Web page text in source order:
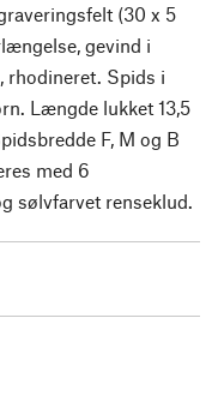
(30 x 5
gevind i
rhodineret. Spids i
Længde lukket 13,5
F, M og B
med 6
sølvfarvet renseklud.